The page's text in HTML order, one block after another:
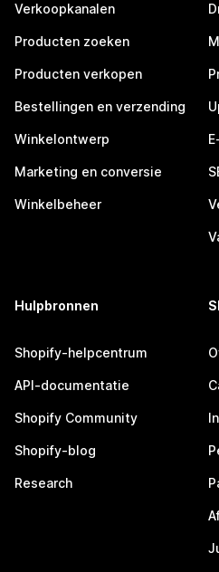
Verkoopkanalen
Producten zoeken
Producten verkopen
Bestellingen en verzending
Winkelontwerp
Marketing en conversie
Winkelbeheer
Hulpbronnen
Shopify-helpcentrum
API-documentatie
Shopify Community
Shopify-blog
Research